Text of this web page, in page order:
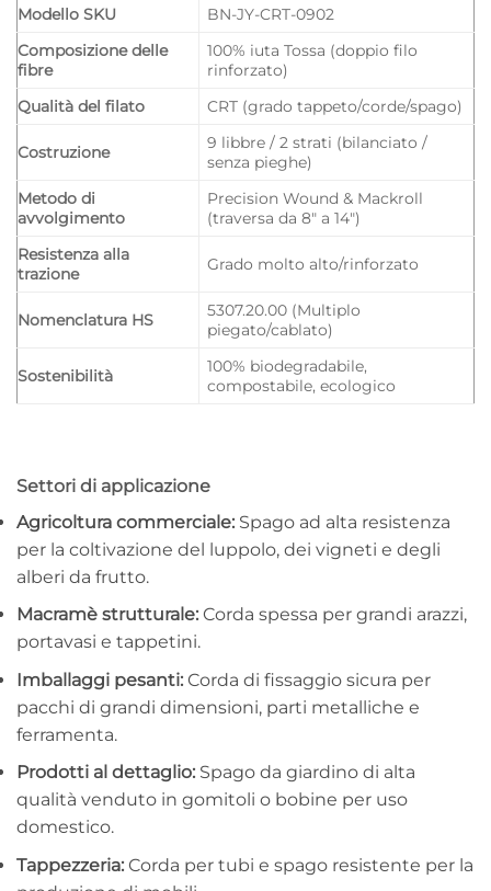
Modello SKU
BN-JY-CRT-0902
Composizione delle
fibre
100% iuta Tossa (doppio filo
rinforzato)
Qualità del filato
CRT (grado tappeto/corde/spago)
Costruzione
9 libbre / 2 strati (bilanciato /
senza pieghe)
Metodo di
avvolgimento
Precision Wound & Mackroll
(traversa da 8″ a 14″)
Resistenza alla
trazione
Grado molto alto/rinforzato
Nomenclatura HS
5307.20.00 (Multiplo
piegato/cablato)
Sostenibilità
100% biodegradabile,
compostabile, ecologico
Settori di applicazione
Agricoltura commerciale: Spago ad alta resistenza
per la coltivazione del luppolo, dei vigneti e degli
alberi da frutto.
Macramè strutturale: Corda spessa per grandi arazzi,
portavasi e tappetini.
Imballaggi pesanti: Corda di fissaggio sicura per
pacchi di grandi dimensioni, parti metalliche e
ferramenta.
Prodotti al dettaglio: Spago da giardino di alta
qualità venduto in gomitoli o bobine per uso
domestico.
Tappezzeria: Corda per tubi e spago resistente per la